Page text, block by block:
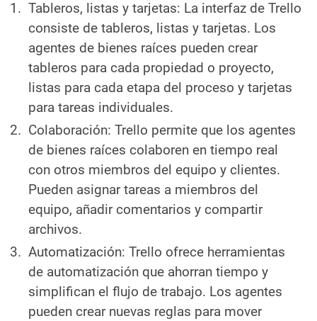
Tableros, listas y tarjetas: La interfaz de Trello
consiste de tableros, listas y tarjetas. Los
agentes de bienes raíces pueden crear
tableros para cada propiedad o proyecto,
listas para cada etapa del proceso y tarjetas
para tareas individuales.
Colaboración: Trello permite que los agentes
de bienes raíces colaboren en tiempo real
con otros miembros del equipo y clientes.
Pueden asignar tareas a miembros del
equipo, añadir comentarios y compartir
archivos.
Automatización: Trello ofrece herramientas
de automatización que ahorran tiempo y
simplifican el flujo de trabajo. Los agentes
pueden crear nuevas reglas para mover